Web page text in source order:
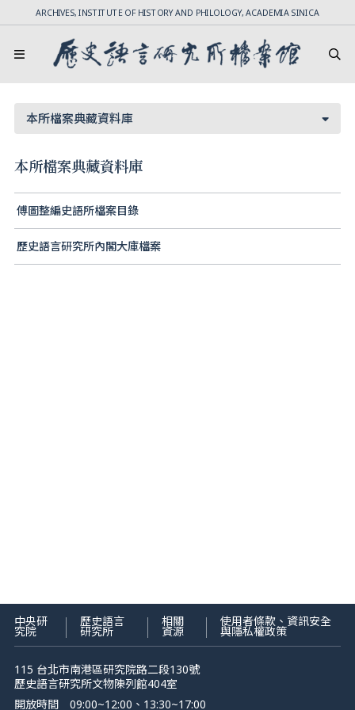
ARCHIVES, INSTITUTE OF HISTORY AND PHILOLOGY, ACADEMIA SINICA
本所檔案典藏資料庫
本所檔案典藏資料庫
傅圖整編史語所檔案目錄
歷史語言研究所內閣大庫檔案
中央研
究院
歷史語言
研究所
相關
資源
使用者條款、資訊安全
與隱私權政策
115 台北市南港區研究院路二段130號
歷史語言研究所文物陳列館404室
開放時間
09:00~12:00、13:30~17:00